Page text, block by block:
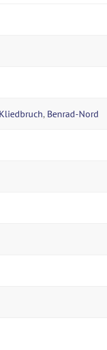
, Benrad-Nord